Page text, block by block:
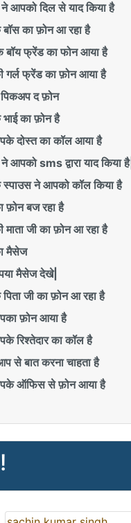
दिल से याद किया है
का फ़ोन आ रहा है
फ्रेंड का फोन आया है
फ्रेंड का फ़ोन आया है
द फ़ोन
का फ़ोन है
दोस्त का कॉल आया है
sms द्वारा याद किया है|
ने आपको कॉल किया है
बज रहा है
जी का फ़ोन आ रहा है
मैसेज
मैसेज देखे|
जी का फ़ोन आ रहा है
फ़ोन आया है
का कॉल है
बात करना चाहता है
ऑफिस से फ़ोन आया है